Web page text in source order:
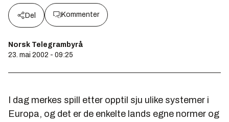
Del Kommenter
Norsk Telegrambyrå
23. mai 2002 - 09:25
I dag merkes spill etter opptil sju ulike systemer i
Europa, og det er de enkelte lands egne normer og